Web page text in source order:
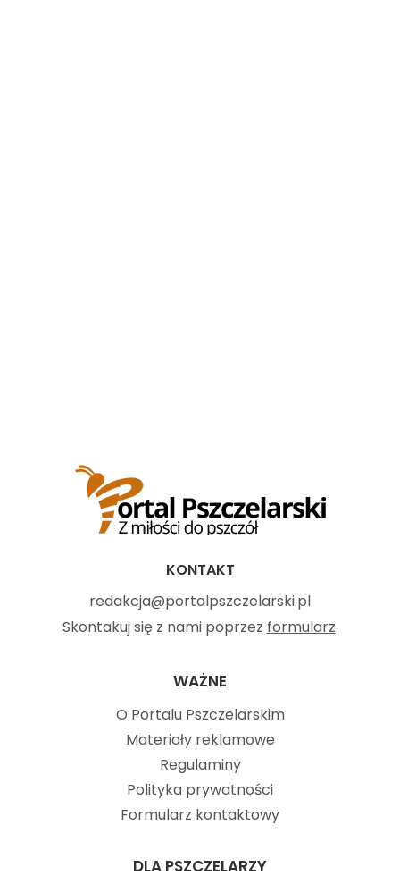
KONTAKT
redakcja@portalpszczelarski.pl
Skontakuj się z nami poprzez formularz.
WAŻNE
O Portalu Pszczelarskim
Materiały reklamowe
Regulaminy
Polityka prywatności
Formularz kontaktowy
DLA PSZCZELARZY